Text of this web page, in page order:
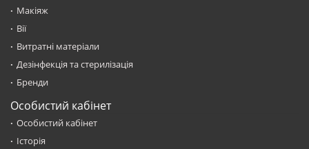
Макіяж
Вії
Витратні матеріали
Дезінфекція та стерилізація
Бренди
Особистий кабінет
Особистий кабінет
Історія